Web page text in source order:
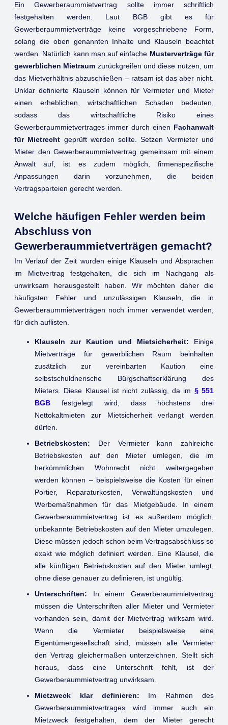
Ein Gewerberaummietvertrag sollte immer schriftlich
festgehalten werden. Laut BGB gibt es für
Gewerberaummietverträge keine vorgeschriebene Form,
solang die oben genannten Inhalte und Klauseln beachtet
werden. Natürlich kann man auf einfache Musterverträge für
gewerblichen Mietraum zurückgreifen und diese nutzen, um
das Mietverhältnis abzuschließen – ratsam ist das aber nicht.
Unklar definierte Klauseln können für Vermieter und Mieter
einen erheblichen, wirtschaftlichen Schaden bedeuten,
sodass das wirtschaftliche Risiko eines
Gewerberaummietvertrages immer durch einen Fachanwalt
für Mietrecht geprüft werden sollte. Setzen Vermieter und
Mieter den Gewerberaummietvertrag gemeinsam mit einem
Anwalt auf, ist es zudem möglich, firmenspezifische
Anpassungen darin vorzunehmen, die beiden
Vertragsparteien gerecht werden.
Welche häufigen Fehler werden beim
Abschluss von
Gewerberaummietverträgen gemacht?
Im Verlauf der Zeit wurden einige Klauseln und Absprachen
im Mietvertrag festgehalten, die sich im Nachgang als
unwirksam herausgestellt haben. Wir möchten daher die
häufigsten Fehler und unzulässigen Klauseln, die in
Gewerberaummietverträgen noch immer verwendet werden,
für dich auflisten.
Klauseln zur Kaution und Mietsicherheit: Einige
Mietverträge für gewerblichen Raum beinhalten
zusätzlich zur vereinbarten Kaution eine
selbstschuldnerische Bürgschaftserklärung des
Mieters. Diese Klausel ist nicht zulässig, da im § 551
BGB festgelegt wird, dass höchstens drei
Nettokaltmieten zur Mietsicherheit verlangt werden
dürfen.
Betriebskosten: Der Vermieter kann zahlreiche
Betriebskosten auf den Mieter umlegen, die im
herkömmlichen Wohnrecht nicht weitergegeben
werden können – beispielsweise die Kosten für einen
Portier, Reparaturkosten, Verwaltungskosten und
Werbemaßnahmen für das Mietgebäude. In einem
Gewerberaummietvertrag ist es außerdem möglich,
unbekannte Betriebskosten auf den Mieter umzulegen.
Diese müssen jedoch schon beim Vertragsabschluss so
exakt wie möglich definiert werden. Eine Klausel, die
alle künftigen Betriebskosten auf den Mieter umlegt,
ohne diese genauer zu definieren, ist ungültig.
Unterschriften: In einem Gewerberaummietvertrag
müssen die Unterschriften aller Mieter und Vermieter
vorhanden sein, damit der Mietvertrag wirksam wird.
Wenn die Vermieter beispielsweise eine
Eigentümergesellschaft sind, müssen alle Vermieter
den Vertrag gleichermaßen unterzeichnen. Stellt sich
heraus, dass eine Unterschrift fehlt, ist der
Gewerberaummietvertrag unwirksam.
Mietzweck klar definieren: Im Rahmen des
Gewerberaummietvertrages wird immer auch ein
Mietzweck festgehalten, dem der Mieter gerecht